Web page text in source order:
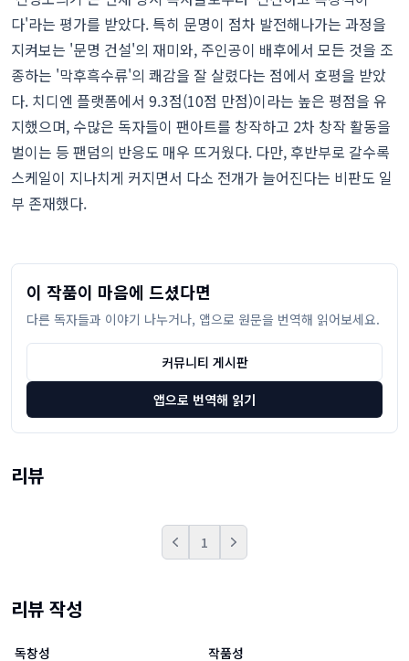
다'라는 평가를 받았다. 특히 문명이 점차 발전해나가는 과정을
지켜보는 '문명 건설'의 재미와, 주인공이 배후에서 모든 것을 조
종하는 '막후흑수류'의 쾌감을 잘 살렸다는 점에서 호평을 받았
다. 치디엔 플랫폼에서 9.3점(10점 만점)이라는 높은 평점을 유
지했으며, 수많은 독자들이 팬아트를 창작하고 2차 창작 활동을
벌이는 등 팬덤의 반응도 매우 뜨거웠다. 다만, 후반부로 갈수록
스케일이 지나치게 커지면서 다소 전개가 늘어진다는 비판도 일
부 존재했다.
이 작품이 마음에 드셨다면
다른 독자들과 이야기 나누거나, 앱으로 원문을 번역해 읽어보세요.
커뮤니티 게시판
앱으로 번역해 읽기
리뷰
Prev 1 Next
리뷰 작성
독창성 작품성